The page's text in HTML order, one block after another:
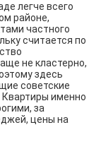
легче всего
районе,
частного
считается по
не кластерно,
здесь
советские
именно
за
цены на